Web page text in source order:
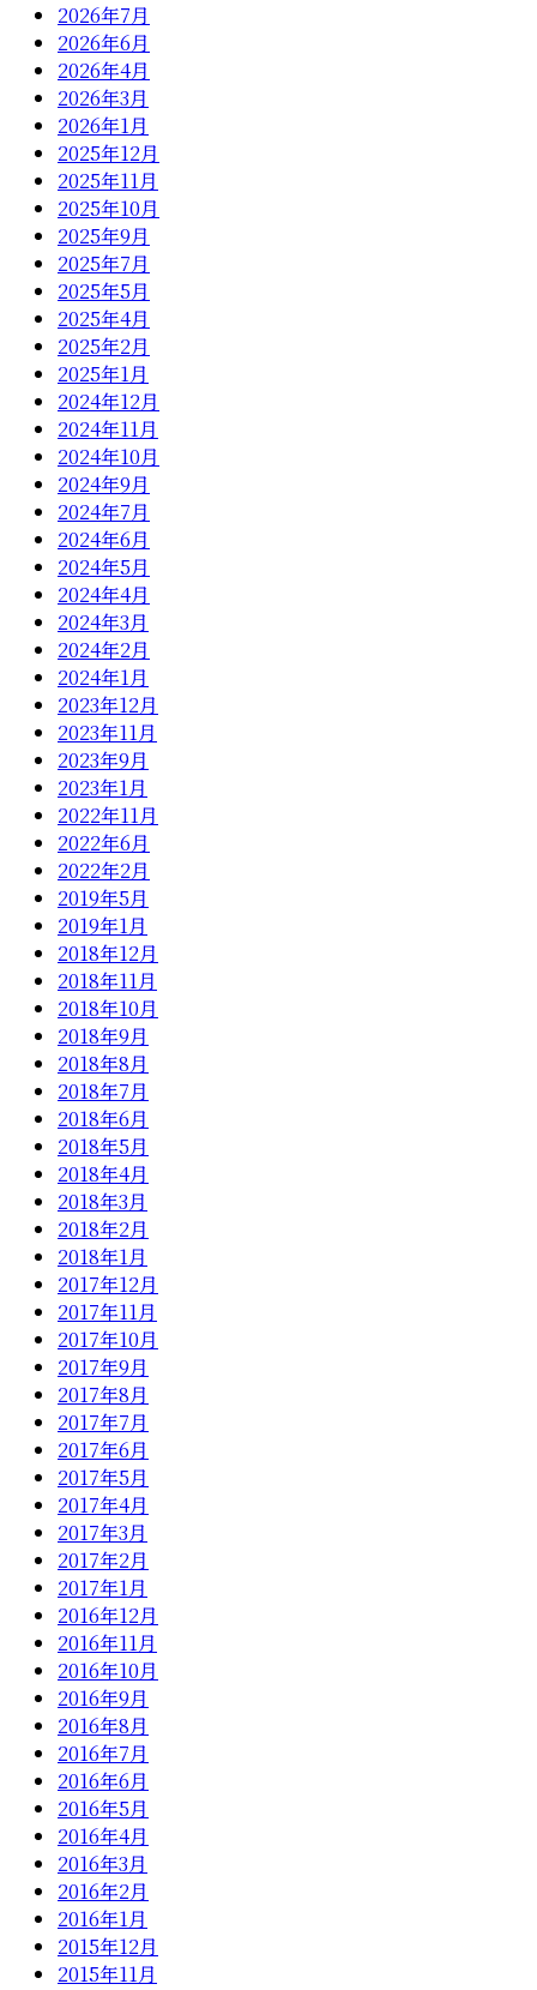
2026年7月
2026年6月
2026年4月
2026年3月
2026年1月
2025年12月
2025年11月
2025年10月
2025年9月
2025年7月
2025年5月
2025年4月
2025年2月
2025年1月
2024年12月
2024年11月
2024年10月
2024年9月
2024年7月
2024年6月
2024年5月
2024年4月
2024年3月
2024年2月
2024年1月
2023年12月
2023年11月
2023年9月
2023年1月
2022年11月
2022年6月
2022年2月
2019年5月
2019年1月
2018年12月
2018年11月
2018年10月
2018年9月
2018年8月
2018年7月
2018年6月
2018年5月
2018年4月
2018年3月
2018年2月
2018年1月
2017年12月
2017年11月
2017年10月
2017年9月
2017年8月
2017年7月
2017年6月
2017年5月
2017年4月
2017年3月
2017年2月
2017年1月
2016年12月
2016年11月
2016年10月
2016年9月
2016年8月
2016年7月
2016年6月
2016年5月
2016年4月
2016年3月
2016年2月
2016年1月
2015年12月
2015年11月